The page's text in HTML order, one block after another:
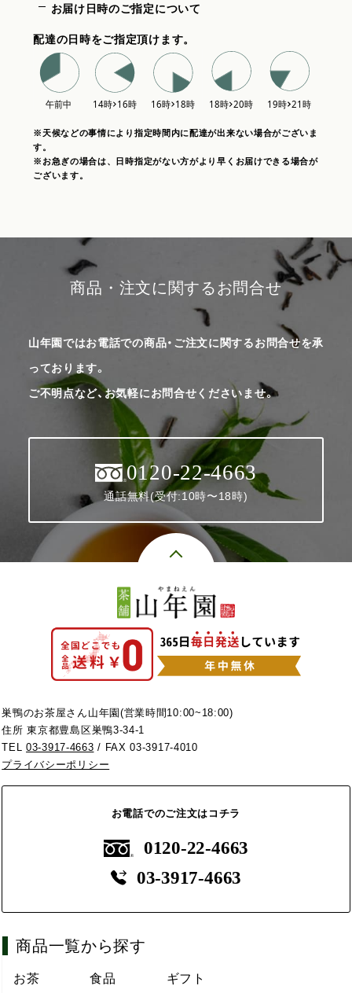
お届け日時のご指定について
配達の日時をご指定頂けます。
※天候などの事情により指定時間内に配達が出来ない場合がございま
す。
※お急ぎの場合は、日時指定がない方がより早くお届けできる場合が
ございます。
商品・注文に関するお問合せ
山年園ではお電話での商品・ご注文に関するお問合せを承
っております。
ご不明点など、お気軽にお問合せくださいませ。
0120-22-4663
通話無料(受付:10時〜18時)
巣鴨のお茶屋さん山年園(営業時間10:00~18:00)
住所 東京都豊島区巣鴨3-34-1
TEL03-3917-4663 / FAX 03-3917-4010
プライバシーポリシー
お電話でのご注文はコチラ
0120-22-4663
03-3917-4663
商品一覧から探す
お茶 食品 ギフト